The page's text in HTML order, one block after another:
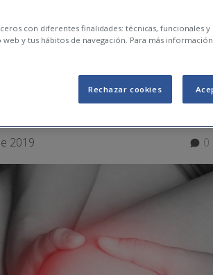
en las
2019 0
con diferentes finalidades: técnicas, funcionales y
y tus hábitos de navegación. Para más
Rechazar cookies